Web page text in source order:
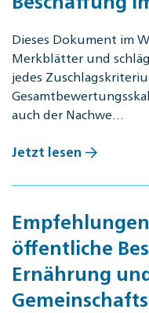
Dieses Dokument im
Merkblätter und
jedes
auch der Nachwe…
Jetzt lesen
öffentliche
Ernährung